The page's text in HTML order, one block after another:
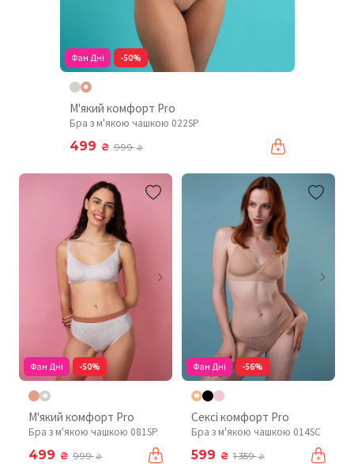
Фан Дні -50%
М'який комфорт Pro
Бра з м'якою чашкою 022SP
499 ₴ 999₴
Фан Дні -50%
М'який комфорт Pro
Бра з м'якою чашкою 081SP
499 ₴ 999₴
Фан Дні -56%
Сексі комфорт Pro
Бра з м'якою чашкою 014SC
599 ₴ 1 359₴